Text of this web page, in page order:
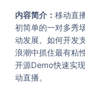
内容简介： 移动直
初简单的一对多秀
动发展。如何开发
浪潮中抓住最有粘
开源Demo快速实
动直播。